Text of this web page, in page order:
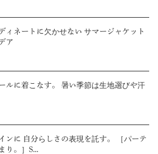
ィネートに欠かせない サマージャケット
ア
ルに着こなす。 暑い季節は生地選びや汗
ンに 自分らしさの表現を託す。 ［パーテ
り。］S...